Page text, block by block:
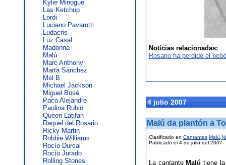
Kylie Minogue
Las Ketchup
Lordi
Luciano Pavarotti
Ludacris
Luz Casal
Madonna
Malú
Marc Anthony
Marta Sánchez
Mel B
Michael Jackson
Miguel Bosé
Paco Alejandre
Paulina Rubio
Queen Latifah
Raquel del Rosario
Ricky Martin
Robbie Williams
Rocío Durcal
Rocío Jurado
Rolling Stones
Noticias relacionadas:
Rosario ha perdido el
4 julio 2007
Malú da plantón a
Clasificado en Cantantes Malú
Publicado el 4 de julio del 2007
La cantante Malú tiene